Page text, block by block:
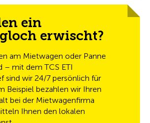
ein
erwischt?
am Mietwagen oder Panne
– mit dem TCS ETI
sind wir 24/7 persönlich für
Beispiel bezahlen wir Ihren
bei der Mietwagenfirma
Ihnen den lokalen